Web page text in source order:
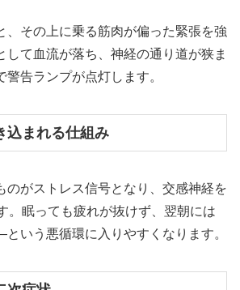
、その上に乗る筋肉が偏った緊張を強
して血流が落ち、神経の通り道が狭ま
警告ランプが点灯します。
込まれる仕組み
のがストレス信号となり、交感神経を
。眠っても疲れが抜けず、翌朝には
いう悪循環に入りやすくなります。